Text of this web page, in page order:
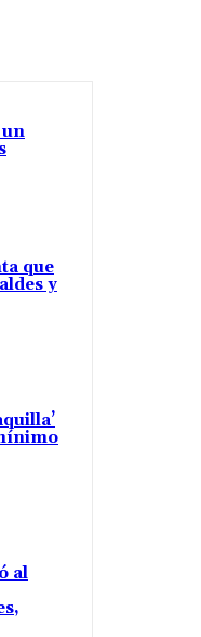
un
que
y
al